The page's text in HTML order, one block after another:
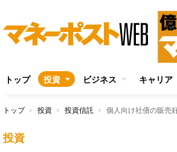
トップ 投資 ビジネス キャリア
トップ 投資 投資信託 個人向け社債の販売
投資